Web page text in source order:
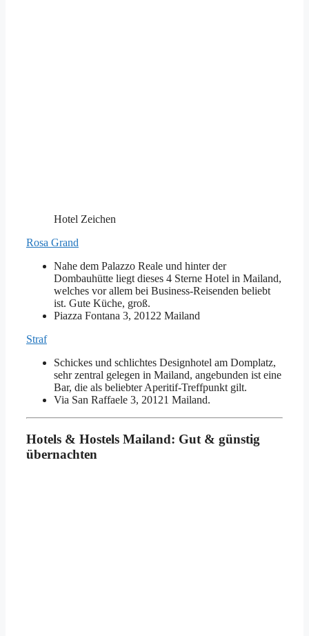
Hotel Zeichen
Rosa Grand
Nahe dem Palazzo Reale und hinter der
Dombauhütte liegt dieses 4 Sterne Hotel in Mailand,
welches vor allem bei Business-Reisenden beliebt
ist. Gute Küche, groß.
Piazza Fontana 3, 20122 Mailand
Straf
Schickes und schlichtes Designhotel am Domplatz,
sehr zentral gelegen in Mailand, angebunden ist eine
Bar, die als beliebter Aperitif-Treffpunkt gilt.
Via San Raffaele 3, 20121 Mailand.
Hotels & Hostels Mailand: Gut & günstig
übernachten